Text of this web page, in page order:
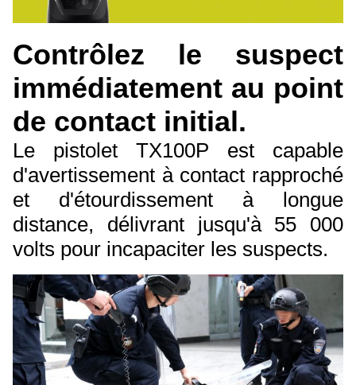
Contrôlez le suspect
immédiatement au point
de contact initial.
Le pistolet TX100P est capable
d'avertissement à contact rapproché
et d'étourdissement à longue
distance, délivrant jusqu'à 55 000
volts pour incapaciter les suspects.